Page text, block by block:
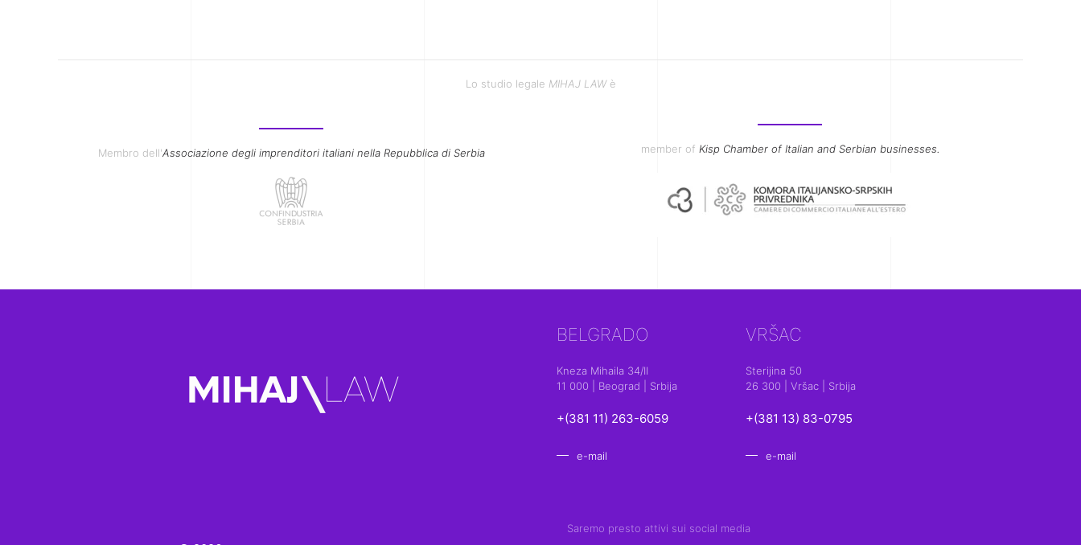
Lo studio legale MIHAJ LAWè
Membro dell'Associazione degli imprenditori italiani nella Repubblica di Serbia member of Kisp Chamber of Italian and Serbian businesses.
BELGRADO
Kneza Mihaila 34/II
11 000 | Beograd | Srbija
+(381 11) 263-6059
e-mail
VRŠAC
Sterijina 50
26 300 | Vršac | Srbija
+(381 13) 83-0795
e-mail
Saremo presto attivi sui social media